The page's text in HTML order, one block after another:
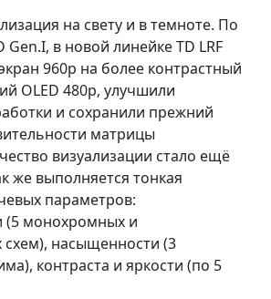
на свету и в темноте. По
Gen.I, в новой линейке TD LRF
960p на более контрастный
OLED 480p, улучшили
и сохранили прежний
матрицы
визуализации стало ещё
же выполняется тонкая
параметров:
(5 монохромных и
схем), насыщенности (3
контраста и яркости (по 5